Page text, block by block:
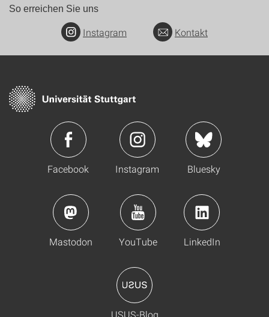
So erreichen Sie uns
Instagram Kontakt
Facebook Instagram Bluesky
Mastodon YouTube LinkedIn
USUS-Blog